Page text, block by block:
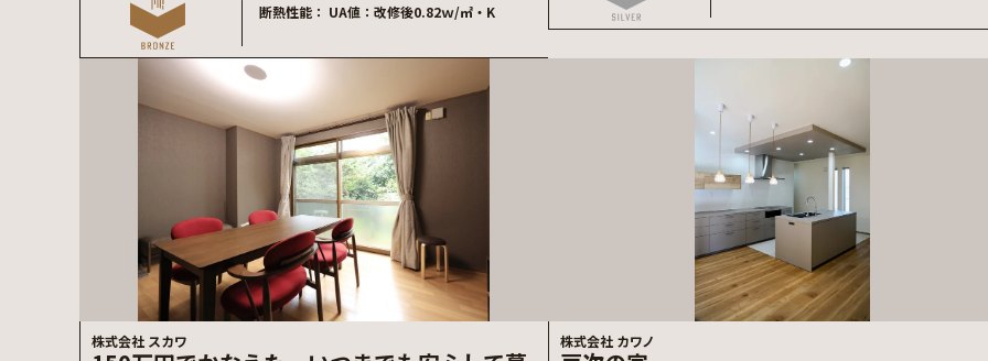
断熱性能 UA値：改修後0.82ｗ/㎡・K
株式会社 スカワ 株式会社 カワノ